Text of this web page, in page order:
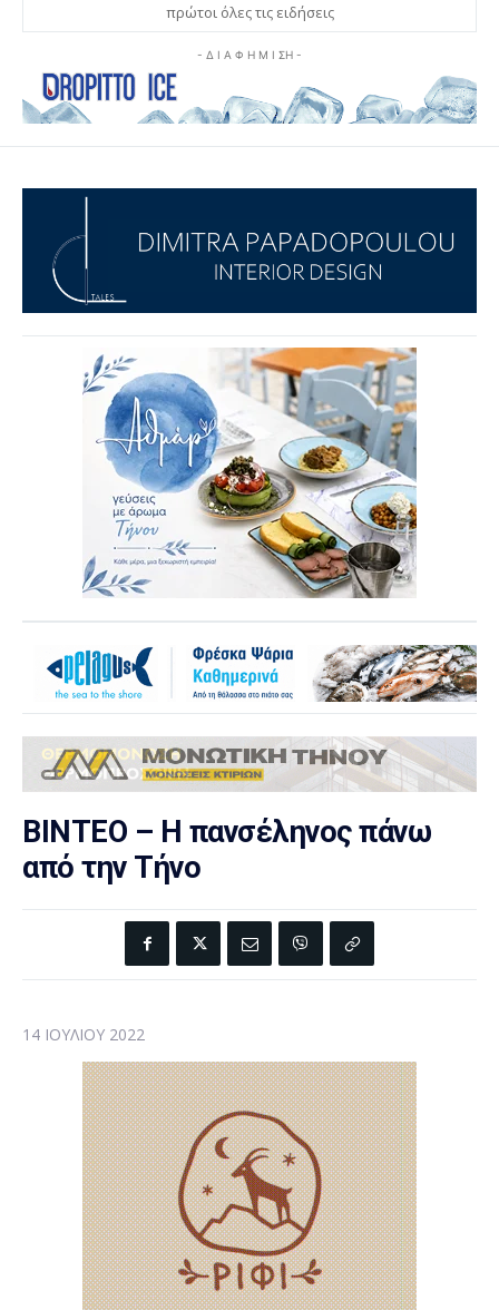
πρώτοι όλες τις ειδήσεις
- Δ Ι Α Φ Η Μ Ι ΣΗ -